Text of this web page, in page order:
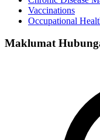
Vaccinations
Occupational
Maklumat